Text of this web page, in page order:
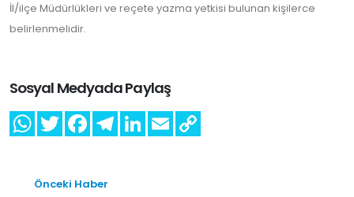
İl/ilçe Müdürlükleri ve reçete yazma yetkisi bulunan kişilerce
belirlenmelidir.
Sosyal Medyada Paylaş
Önceki Haber